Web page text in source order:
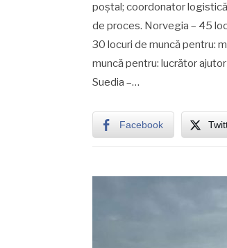
poștal; coordonator
de proces. Norvegia – 45
30 locuri de muncă pentru:
muncă pentru: lucrător
Suedia –…
Facebook